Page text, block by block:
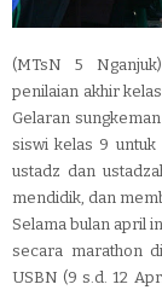
(MTsN 5
penilaian akhir
Gelaran
siswi kelas 9
ustadz dan
mendidik, dan
Selama bulan april
secara marathon
USBN (9 s.d. 12